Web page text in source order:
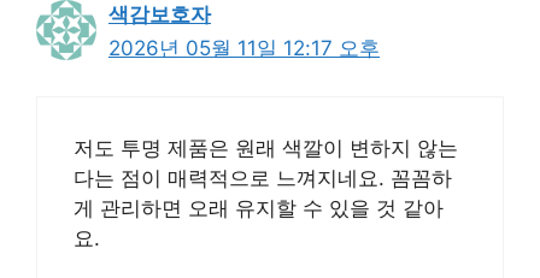
색감보호자
2026년 05월 11일 12:17 오후
저도 투명 제품은 원래 색깔이 변하지 않는
다는 점이 매력적으로 느껴지네요. 꼼꼼하
게 관리하면 오래 유지할 수 있을 것 같아
요.